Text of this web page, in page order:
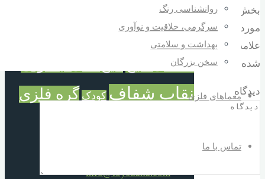
روانشناسی رنگ
سرگرمی، خلاقیت و نوآوری
بهداشت و سلامتی
سخن بزرگان
معماهای فلزی
تماس با ما
بخش‌های
موردنیاز
علامت‌گذاری
شده‌اند*
دیدگاه
شیلد
محافظ عفونت و آلودگی
معمای میخ
نقاب شفاف کودک گره فلزی
info@toysdana.com